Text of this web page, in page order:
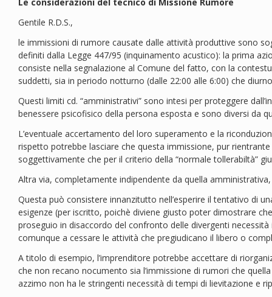
Gentile R.D.S.,
le immissioni di rumore causate dalle attività produttive sono
definiti dalla Legge 447/95 (inquinamento acustico): la prima
consiste nella segnalazione al Comune del fatto, con la
suddetti, sia in periodo notturno (dalle 22:00 alle 6:00) che
Questi limiti cd. “amministrativi” sono intesi per proteggere
benessere psicofisico della persona esposta e sono diversi da
L’eventuale accertamento del loro superamento e la
rispetto potrebbe lasciare che questa immissione, pur
soggettivamente che per il criterio della “normale tollerabiltà”
Altra via, completamente indipendente da quella
Questa può consistere innanzitutto nell’esperire il tentativo di
esigenze (per iscritto, poichè diviene giusto poter dimostrare
proseguio in disaccordo del confronto delle divergenti
comunque a cessare le attività che pregiudicano il libero o
A titolo di esempio, l’imprenditore potrebbe accettare di
che non recano nocumento sia l’immissione di rumori che
azzimo non ha le stringenti necessità di tempi di lievitazione e